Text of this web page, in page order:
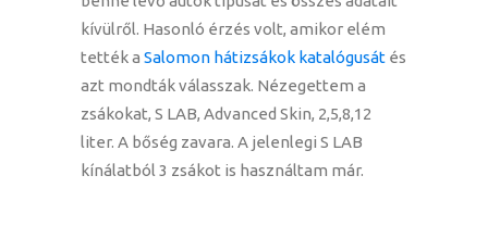
kívülről. Hasonló érzés volt, amikor elém
tették a Salomon hátizsákok katalógusát és
azt mondták válasszak. Nézegettem a
zsákokat, S LAB, Advanced Skin, 2,5,8,12
liter. A bőség zavara. A jelenlegi S LAB
kínálatból 3 zsákot is használtam már.